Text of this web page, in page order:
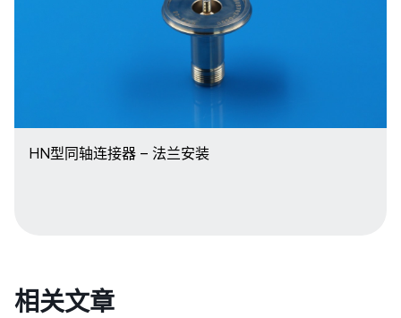
HN型同轴连接器 – 法兰安装
相关文章